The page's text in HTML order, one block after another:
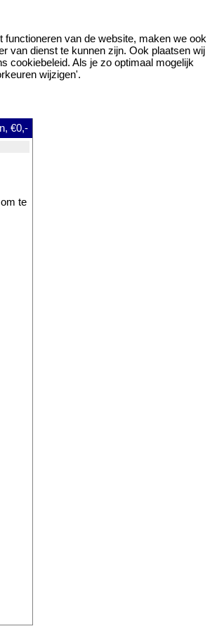
van de website, maken we ook
van dienst te kunnen zijn. Ook plaatsen wij
cookiebeleid. Als je zo optimaal mogelijk
wijzigen'.
€0,-
te